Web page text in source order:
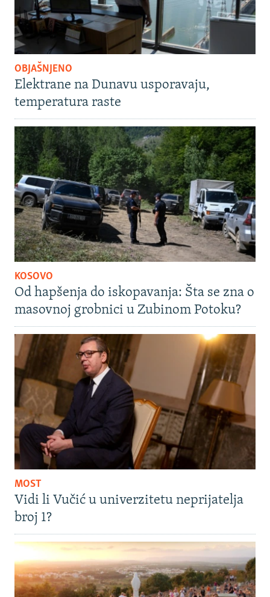
OBJAŠNJENO
Elektrane na Dunavu usporavaju,
temperatura raste
KOSOVO
Od hapšenja do iskopavanja: Šta se zna o
masovnoj grobnici u Zubinom Potoku?
MOST
Vidi li Vučić u univerzitetu neprijatelja
broj 1?